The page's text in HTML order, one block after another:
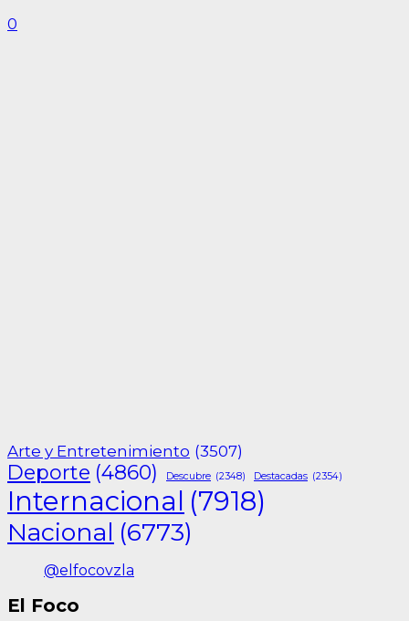
0
Arte y Entretenimiento (3507)
Deporte (4860) Descubre (2348) Destacadas (2354)
Internacional (7918)
Nacional (6773)
@elfocovzla
El Foco